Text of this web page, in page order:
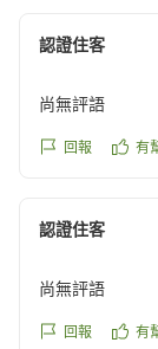
認證住客
尚無評語
回報 有
認證住客
尚無評語
回報 有